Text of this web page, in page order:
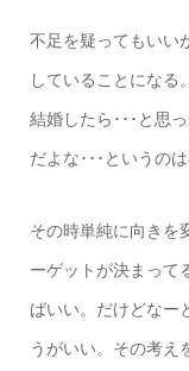
不足を疑ってもいい
していることになる
結婚したら･･･と思
だよな･･･というの
その時単純に向きを
ーゲットが決まって
ばいい。だけどなー
うがいい。その考え